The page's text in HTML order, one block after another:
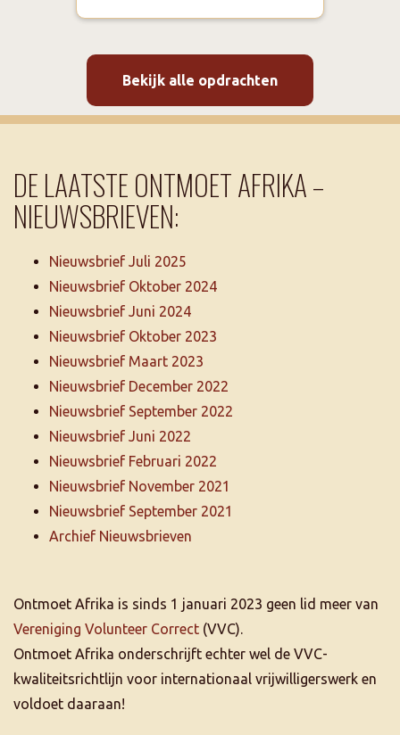
Bekijk alle opdrachten
DE LAATSTE ONTMOET AFRIKA –
NIEUWSBRIEVEN:
Nieuwsbrief Juli 2025
Nieuwsbrief Oktober 2024
Nieuwsbrief Juni 2024
Nieuwsbrief Oktober 2023
Nieuwsbrief Maart 2023
Nieuwsbrief December 2022
Nieuwsbrief September 2022
Nieuwsbrief Juni 2022
Nieuwsbrief Februari 2022
Nieuwsbrief November 2021
Nieuwsbrief September 2021
Archief Nieuwsbrieven
Ontmoet Afrika is sinds 1 januari 2023 geen lid meer van
Vereniging Volunteer Correct (VVC).
Ontmoet Afrika onderschrijft echter wel de VVC-
kwaliteitsrichtlijn voor internationaal vrijwilligerswerk en
voldoet daaraan!